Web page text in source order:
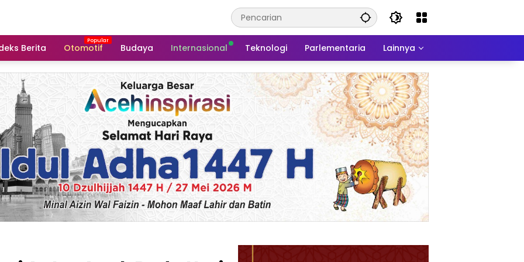
Berita Otomotif Budaya Internasional Teknologi Parlementaria Lainnya